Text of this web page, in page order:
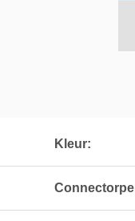
Kleur: